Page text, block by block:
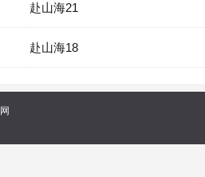
赴山海21
赴山海18